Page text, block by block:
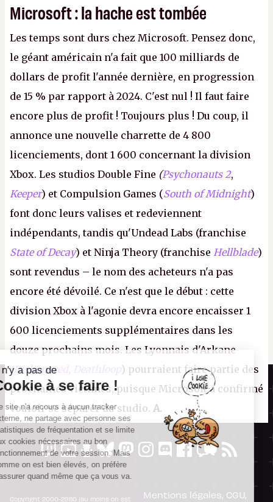
Microsoft : la hache est tombée
Les temps sont durs chez Microsoft. Pensez donc,
le géant américain n'a fait que 100 milliards de
dollars de profit l'année dernière, en progression
de 15 % par rapport à 2024. C'est nul ! Il faut faire
encore plus de profit ! Toujours plus ! Du coup, il
annonce une nouvelle charrette de 4 800
licenciements, dont 1 600 concernant la division
Xbox. Les studios Double Fine (Psychonauts 2,
Keeper) et Compulsion Games (South of Midnight)
font donc leurs valises et redeviennent
indépendants, tandis qu'Undead Labs (franchise
State of Decay) et Ninja Theory (franchise Hellblade)
sont revendus – le nom des acheteurs n'a pas
encore été dévoilé. Ce n'est que le début : cette
division Xbox à l'agonie devra encore encaisser 1
600 licenciements supplémentaires dans les
douze prochains mois. Les Lyonnais d'Arkane
(Dishonored, Deathloop) pourraient faire partie des
prochaines victimes, puisque Microsoft a confirmé
vouloir se séparer du studio. A.
Canard PC
Kiosque numérique
Boutique
Copyright 2000-2980 (au moins on est Mentions légales, CGU,
Il n'y a pas de
Cookie à se faire !
Ce site n'a recours à aucun tracker
externe, ne partage avec personne ses
statistiques de fréquentation et se limite
aux cookies nécessaires au bon
fonctionnement de votre session. Mais
comme on est bien élevés, on préfère
s'assurer quand même que ça vous va.